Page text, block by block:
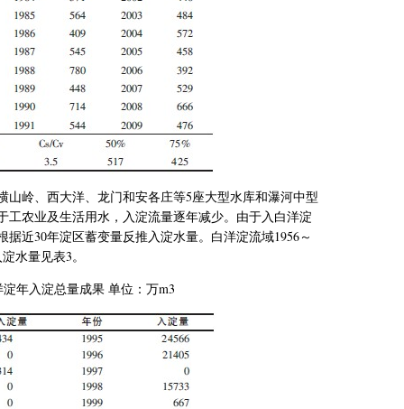
山岭、西大洋、龙门和安各庄等5座大型水库和瀑河中型
工农业及生活用水，入淀流量逐年减少。由于入白洋淀
据近30年淀区蓄变量反推入淀水量。白洋淀流域1956～
水量见表3。
年入淀总量成果 单位：万m3